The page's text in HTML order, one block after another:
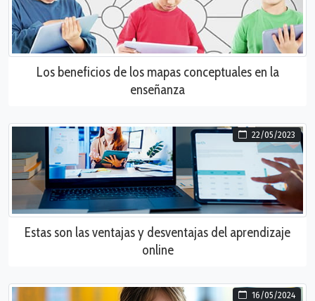
Los beneficios de los mapas conceptuales en la
enseñanza
22/05/2023
Estas son las ventajas y desventajas del aprendizaje
online
16/05/2024